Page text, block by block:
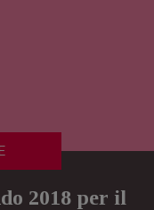
2018 per il